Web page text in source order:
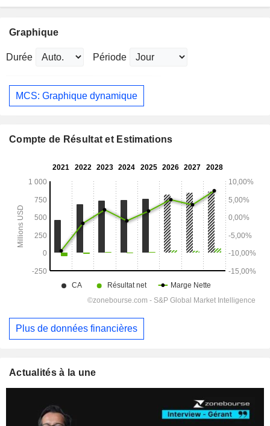
Graphique
Durée Période
MCS: Graphique dynamique
Compte de Résultat et Estimations
Plus de données financières
Actualités à la une